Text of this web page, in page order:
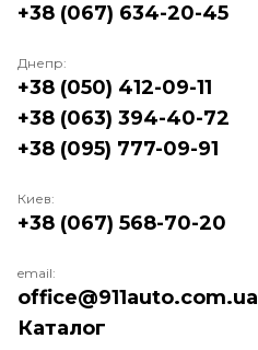
Каталог
+38 (067) 634-20-45
Днепр:
+38 (050) 412-09-11
+38 (063) 394-40-72
+38 (095) 777-09-91
Киев:
+38 (067) 568-70-20
email:
office@911auto.com.ua